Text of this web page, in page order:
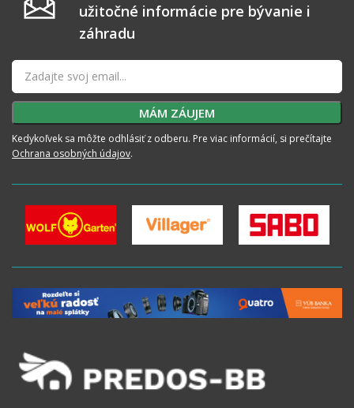
užitočné informácie pre bývanie i
záhradu
Kedykoľvek sa môžte odhlásiť z odberu. Pre viac informácií, si prečítajte
Ochrana osobných údajov.